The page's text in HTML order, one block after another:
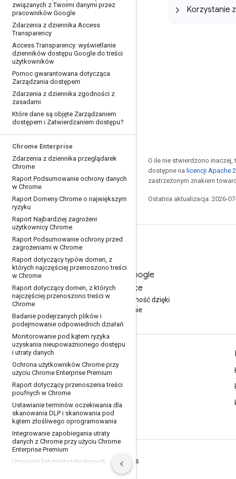
związanych z Twoimi danymi przez
pracowników Google
Zdarzenia z dziennika Access
Transparency
Access Transparency: wyświetlanie
dzienników dostępu Google do treści
użytkowników
Pomoc gwarantowana dotycząca
Zarządzania dostępem
Zdarzenia z dziennika zgodności z
zasadami
Które dane są objęte Zarządzaniem
dostępem i Zatwierdzaniem dostępu?
Chrome Enterprise
Zdarzenia z dziennika przeglądarek
Chrome
Raport Podsumowanie ochrony danych
w Chrome
Raport Domeny Chrome o największym
ryzyku
Raport Najbardziej zagrożeni
użytkownicy Chrome
Raport Podsumowanie ochrony przed
zagrożeniami w Chrome
Raport dotyczący typów domen, z
których najczęściej przenoszono treści
w Chrome
Raport dotyczący domen, z których
najczęściej przenoszono treści w
Chrome
Badanie podejrzanych plików i
podejmowanie odpowiednich działań
Monitorowanie pod kątem ryzyka
uzyskania nieupoważnionego dostępu
i utraty danych
Ochrona użytkowników Chrome przy
użyciu Chrome Enterprise Premium
Raport dotyczący przenoszenia treści
poufnych w Chrome
Ustawianie terminów oczekiwania dla
skanowania DLP i skanowania pod
kątem złośliwego oprogramowania
Integrowanie zapobiegania utraty
danych z Chrome przy użyciu Chrome
Enterprise Premium
Używanie list niestandardowych
Korzystanie
O ile nie stwierdzono inaczej,
dostępne na licencji Apache
zastrzeżonym znakiem
Ostatnia aktualizacja: 2026-
Wypróbuj Google
Workspace
Zwiększ produktywność dzięki
AI bezpłatnie
Dokumentacja i szkolenia
Centrum pomocy
Przewodniki dla programistów
Centrum edukacji
Google Skills
Warunki Prywatność Manage cookies